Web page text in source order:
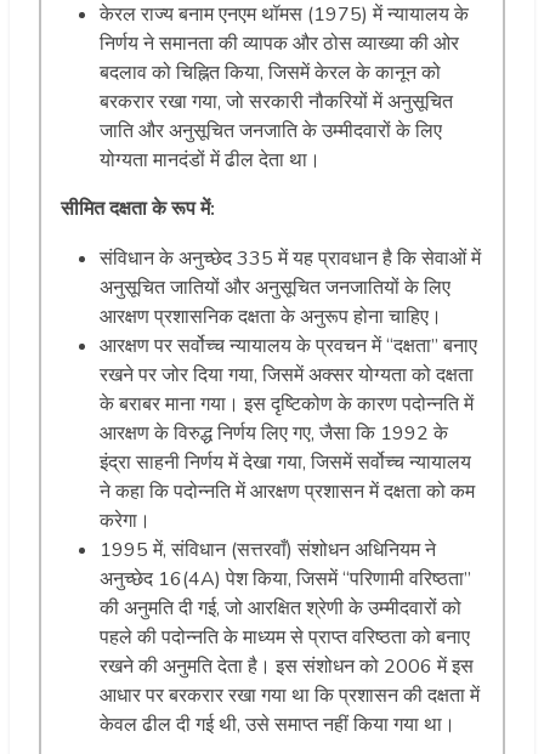
केरल राज्य बनाम एनएम थॉमस (1975) में न्यायालय के
निर्णय ने समानता की व्यापक और ठोस व्याख्या की ओर
बदलाव को चिह्नित किया, जिसमें केरल के कानून को
बरकरार रखा गया, जो सरकारी नौकरियों में अनुसूचित
जाति और अनुसूचित जनजाति के उम्मीदवारों के लिए
योग्यता मानदंडों में ढील देता था।
सीमितदक्षताकेरूपमें:
संविधान के अनुच्छेद 335 में यह प्रावधान है कि सेवाओं में
अनुसूचित जातियों और अनुसूचित जनजातियों के लिए
आरक्षण प्रशासनिक दक्षता के अनुरूप होना चाहिए।
आरक्षण पर सर्वोच्च न्यायालय के प्रवचन में “दक्षता” बनाए
रखने पर जोर दिया गया, जिसमें अक्सर योग्यता को दक्षता
के बराबर माना गया। इस दृष्टिकोण के कारण पदोन्नति में
आरक्षण के विरुद्ध निर्णय लिए गए, जैसा कि 1992 के
इंद्रा साहनी निर्णय में देखा गया, जिसमें सर्वोच्च न्यायालय
ने कहा कि पदोन्नति में आरक्षण प्रशासन में दक्षता को कम
करेगा।
1995 में, संविधान (सत्तरवाँ) संशोधन अधिनियम ने
अनुच्छेद 16(4A) पेश किया, जिसमें “परिणामी वरिष्ठता”
की अनुमति दी गई, जो आरक्षित श्रेणी के उम्मीदवारों को
पहले की पदोन्नति के माध्यम से प्राप्त वरिष्ठता को बनाए
रखने की अनुमति देता है। इस संशोधन को 2006 में इस
आधार पर बरकरार रखा गया था कि प्रशासन की दक्षता में
केवल ढील दी गई थी, उसे समाप्त नहीं किया गया था।